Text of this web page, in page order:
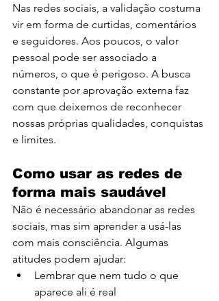
Nas redes sociais, a validação costuma
vir em forma de curtidas, comentários
e seguidores. Aos poucos, o valor
pessoal pode ser associado a
números, o que é perigoso. A busca
constante por aprovação externa faz
com que deixemos de reconhecer
nossas próprias qualidades, conquistas
e limites.
Como usar as redes de
forma mais saudável
Não é necessário abandonar as redes
sociais, mas sim aprender a usá-las
com mais consciência. Algumas
atitudes podem ajudar:
Lembrar que nem tudo o que
aparece ali é real